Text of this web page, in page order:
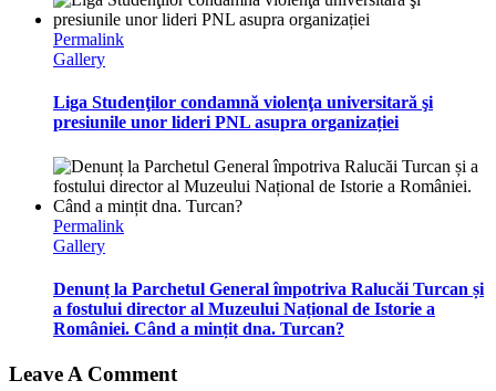
Permalink
Gallery
Liga Studenţilor condamnă violenţa universitară şi
presiunile unor lideri PNL asupra organizației
Permalink
Gallery
Denunț la Parchetul General împotriva Ralucăi Turcan și
a fostului director al Muzeului Național de Istorie a
României. Când a mințit dna. Turcan?
Leave A Comment